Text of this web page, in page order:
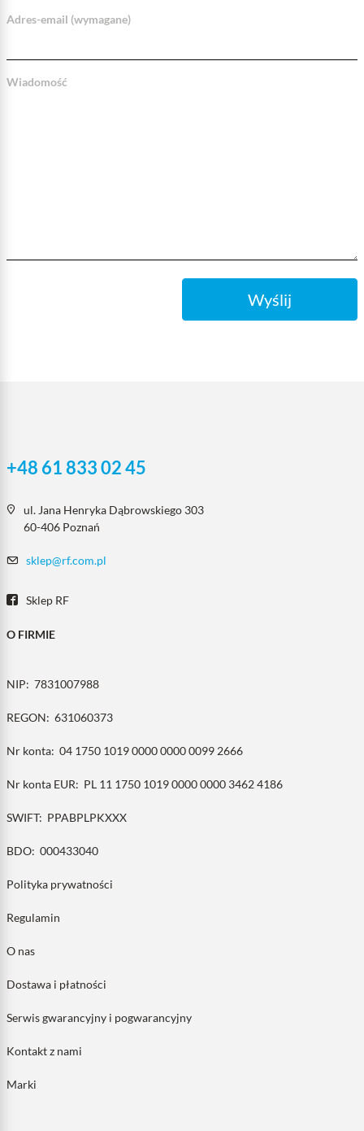
Adres-email (wymagane)
Wiadomość
Wyślij
+48 61 833 02 45
ul. Jana Henryka Dąbrowskiego 303
60-406 Poznań
sklep@rf.com.pl
Sklep RF
O FIRMIE
NIP: 7831007988
REGON: 631060373
Nr konta: 04 1750 1019 0000 0000 0099 2666
Nr konta EUR: PL 11 1750 1019 0000 0000 3462 4186
SWIFT: PPABPLPKXXX
BDO: 000433040
Polityka prywatności
Regulamin
O nas
Dostawa i płatności
Serwis gwarancyjny i pogwarancyjny
Kontakt z nami
Marki